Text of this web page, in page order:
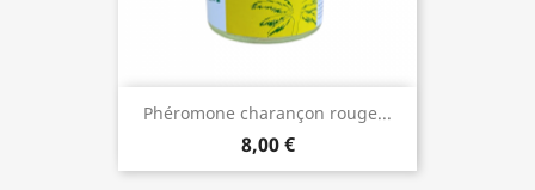
Phéromone charançon rouge...
8,00 €